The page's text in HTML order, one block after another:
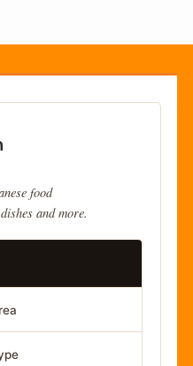
food
and more.